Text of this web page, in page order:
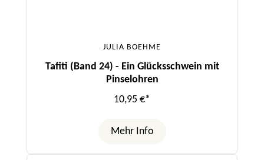
JULIA BOEHME
Tafiti (Band 24) - Ein Glücksschwein mit
Pinselohren
10,95 €*
Mehr Info